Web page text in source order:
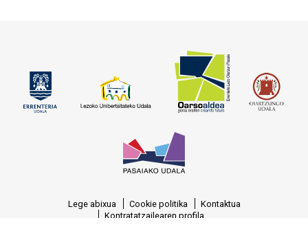
Lege abixua Cookie politika
Kontaktua
Kontratatzailearen profila